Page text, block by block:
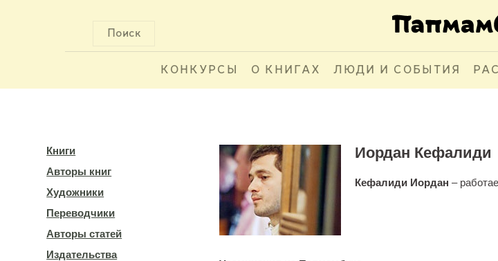
Поиск
КОНКУРСЫ О КНИГАХ ЛЮДИ И СОБЫТИЯ
Книги
Авторы книг
Художники
Переводчики
Авторы статей
Издательства
Иордан Кефалиди
Кефалиди Иордан –